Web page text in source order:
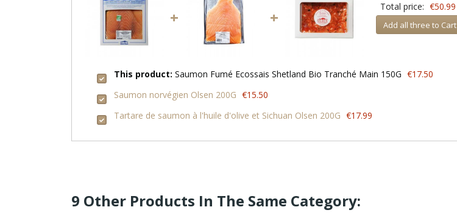
+ +
Total price: €50.99
Add all three to Cart
This product: Saumon Fumé Ecossais Shetland Bio Tranché Main 150G €17.50
Saumon norvégien Olsen 200G €15.50
Tartare de saumon à l'huile d'olive et Sichuan Olsen 200G €17.99
9 Other Products In The Same Category: